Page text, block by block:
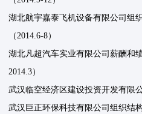
湖北航宇嘉泰飞机设备有限公司组
（2014.6-8）
湖北凡超汽车实业有限公司薪酬和
2014.3）
武汉临空经济区建设投资开发有限
武汉巨正环保科技有限公司组织结